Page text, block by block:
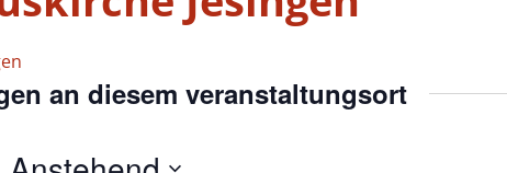
an diesem veranstaltungsort